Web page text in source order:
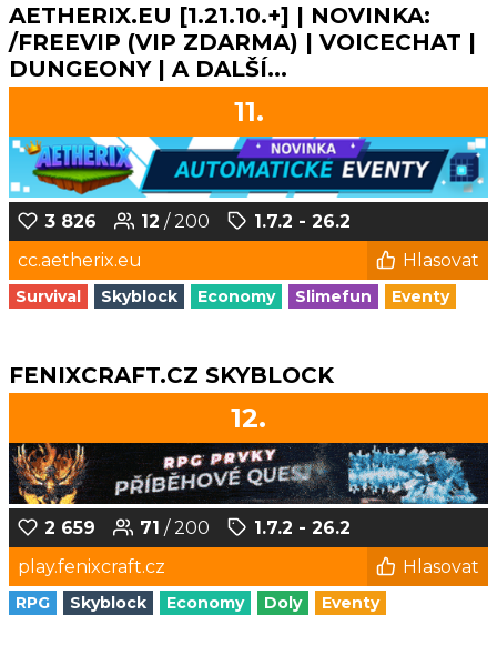
AETHERIX.EU [1.21.10.+] | NOVINKA:
/FREEVIP (VIP ZDARMA) | VOICECHAT |
DUNGEONY | A DALŠÍ...
11.
3 826 12 / 200
1.7.2 - 26.2
cc.aetherix.eu
Hlasovat
Survival Skyblock Economy Slimefun Eventy
FENIXCRAFT.CZ SKYBLOCK
12.
2 659 71 / 200
1.7.2 - 26.2
play.fenixcraft.cz
Hlasovat
RPG Skyblock Economy Doly Eventy